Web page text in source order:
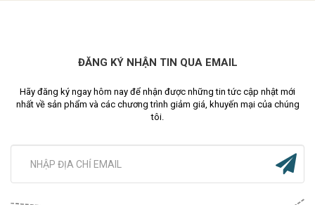
ĐĂNG KÝ NHẬN TIN QUA EMAIL
Hãy đăng ký ngay hôm nay để nhận được những tin tức cập nhật mới
nhất về sản phẩm và các chương trình giảm giá, khuyến mại của chúng
tôi.